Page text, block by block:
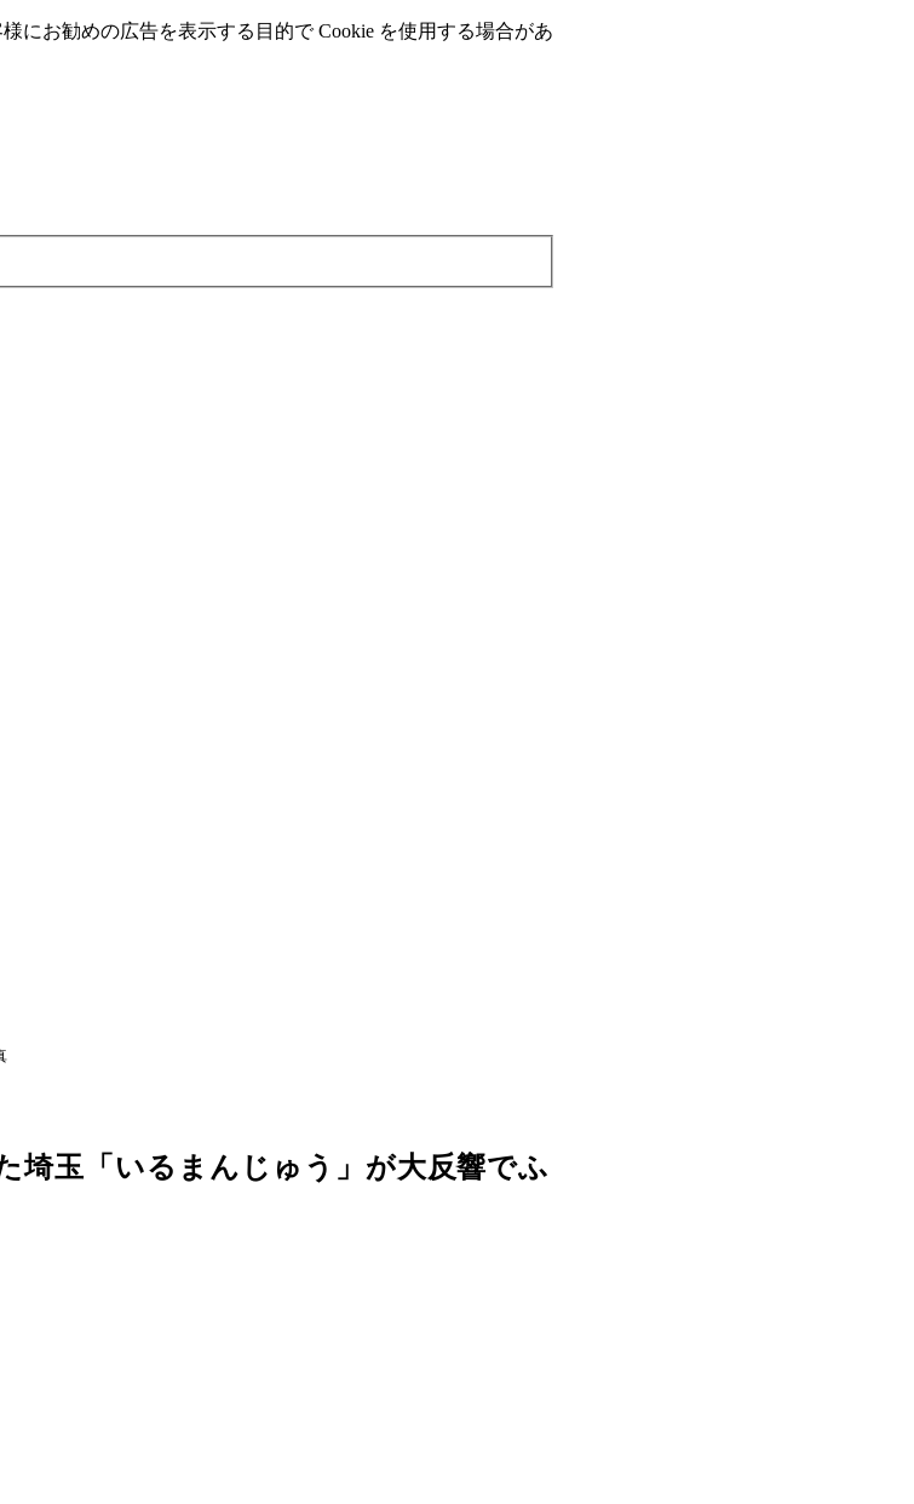
にお勧めの広告を表⽰する⽬的で Cookie を使⽤する場合があ
埼玉「いるまんじゅう」が大反響でふ